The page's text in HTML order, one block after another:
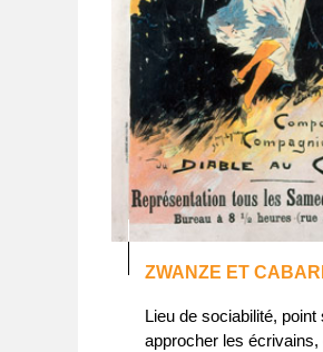
ZWANZE ET
Lieu de sociabilité, point
approcher les